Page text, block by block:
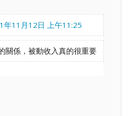
年11月12日 上午11:25
關係，被動收入真的很重要